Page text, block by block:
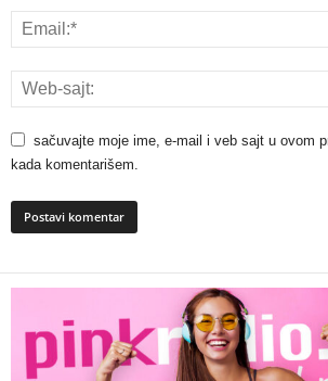
sačuvajte moje ime, e-mail i veb sajt u ovom
kada komentarišem.